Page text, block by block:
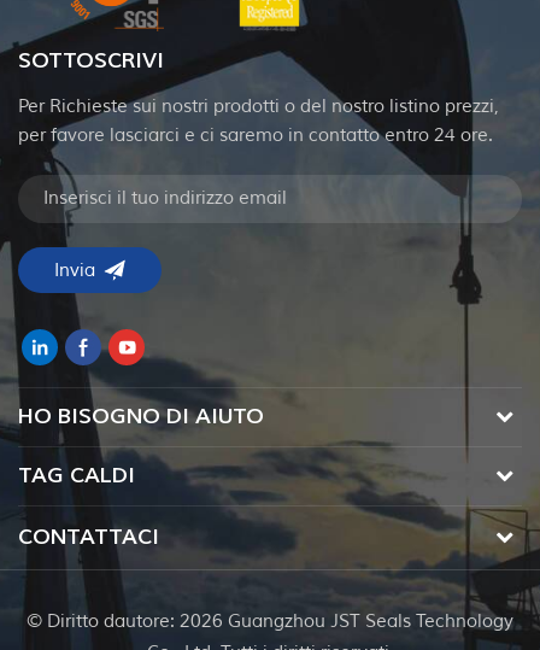
SOTTOSCRIVI
Per Richieste sui nostri prodotti o del nostro listino prezzi,
per favore lasciarci e ci saremo in contatto entro 24 ore.
HO BISOGNO DI AIUTO
TAG CALDI
CONTATTACI
© Diritto dautore: 2026 Guangzhou JST Seals Technology